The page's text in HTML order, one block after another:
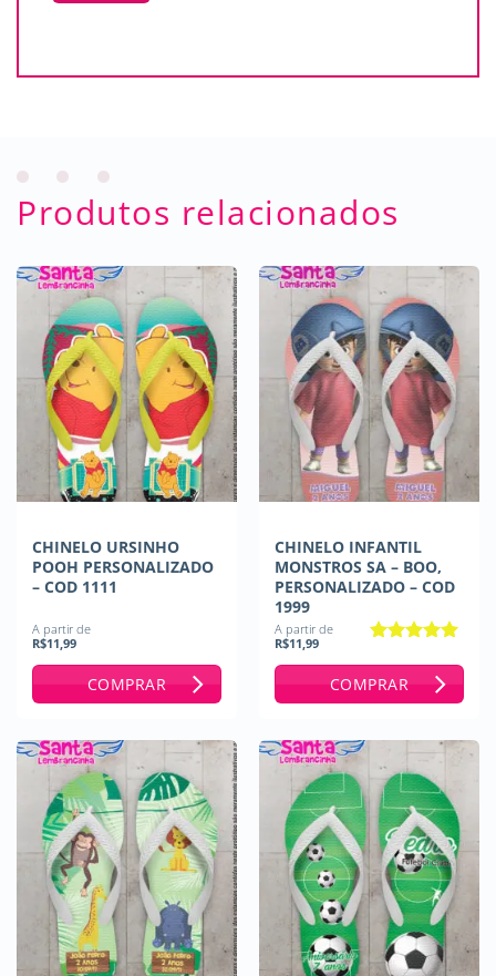
Produtos relacionados
CHINELO URSINHO
POOH PERSONALIZADO
– COD 1111
A partir de
R$11,99
COMPRAR
CHINELO INFANTIL
MONSTROS SA – BOO,
PERSONALIZADO – COD
1999
A partir de
R$11,99
COMPRAR